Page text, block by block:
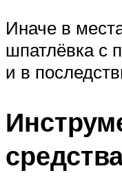
Иначе в
шпатлёвка с
и в